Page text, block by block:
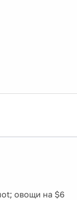
овощи на $6